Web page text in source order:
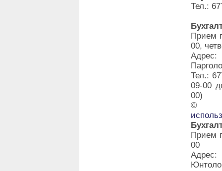
Тел.:
Прием
00,
Адрес:
Тел.:
09-00
00)
©
Прием
00